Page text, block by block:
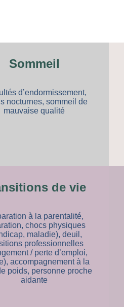
Sommeil
d’endormissement,
nocturnes, sommeil de
mauvaise qualité
de vie
à la parentalité,
chocs physiques
maladie), deuil,
professionnelles
/ perte d’emploi,
accompagnement à la
poids, personne proche
aidante